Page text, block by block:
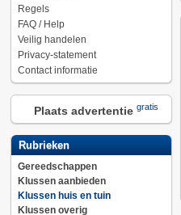
Regels
FAQ / Help
Veilig handelen
Privacy-statement
Contact informatie
Plaats advertentie gratis
Rubrieken
Gereedschappen
Klussen aanbieden
Klussen huis en tuin
Klussen overig